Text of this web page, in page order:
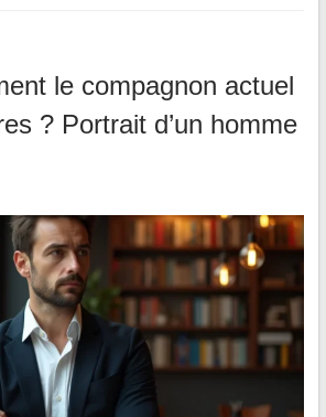
le compagnon actuel
? Portrait d’un homme